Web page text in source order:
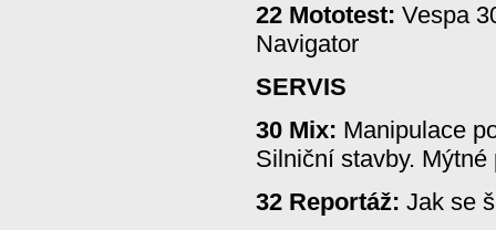
22 Mototest: Vespa
Navigator
SERVIS
30 Mix: Manipulace
Silniční stavby.
32 Reportáž: Jak se